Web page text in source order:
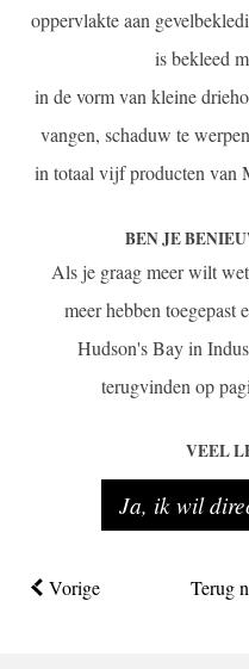
oppervlakte aan
is bekleed
in de vorm van kleine
vangen, schaduw te
in totaal vijf producten van
BEN JE
Als je graag meer wilt
meer hebben toegepast
Hudson's Bay in
terugvinden op
VEEL
Ja, ik wil
Vorige Terug